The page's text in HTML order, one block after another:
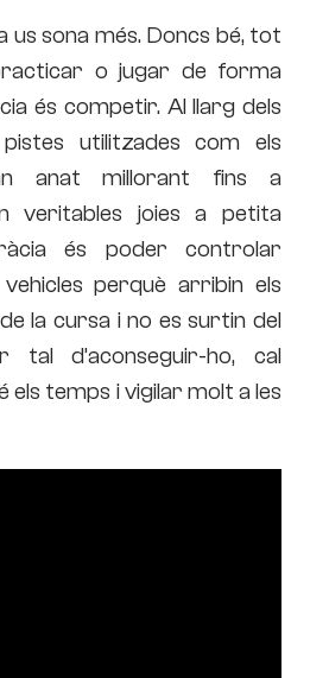
us sona més. Doncs bé, tot
o jugar de forma
és competir. Al llarg dels
utilitzades com els
anat millorant fins a
veritables joies a petita
és poder controlar
perquè arribin els
la cursa i no es surtin del
tal d’aconseguir-ho, cal
els temps i vigilar molt a les